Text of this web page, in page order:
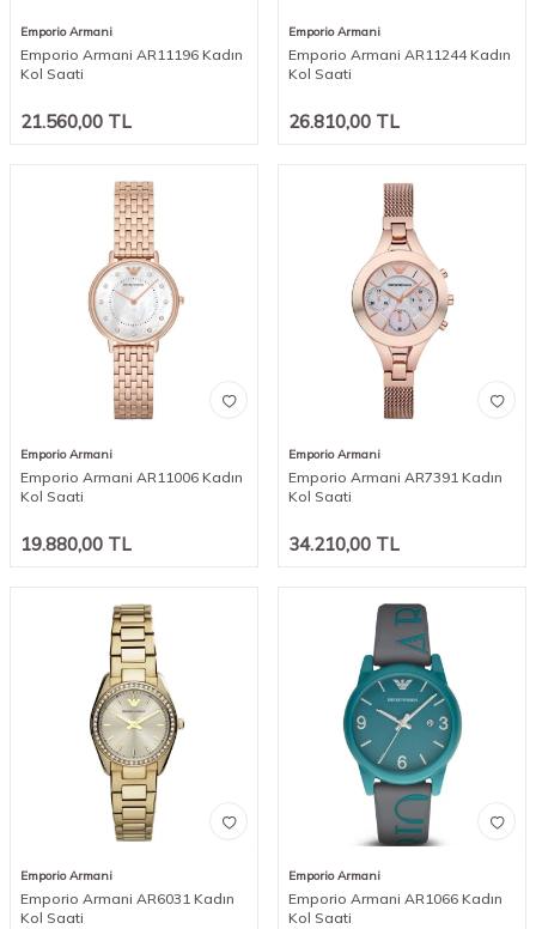
Emporio Armani
Emporio Armani AR11196 Kadın
Kol Saati
21.560,00 TL
Emporio Armani
Emporio Armani AR11244 Kadın
Kol Saati
26.810,00 TL
Emporio Armani
Emporio Armani AR11006 Kadın
Kol Saati
19.880,00 TL
Emporio Armani
Emporio Armani AR7391 Kadın
Kol Saati
34.210,00 TL
Emporio Armani
Emporio Armani AR6031 Kadın
Kol Saati
Emporio Armani
Emporio Armani AR1066 Kadın
Kol Saati